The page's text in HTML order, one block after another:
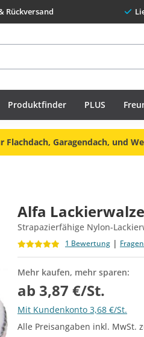
Rückversand
Produktfinder PLUS
Flachdach, Garagendach, und
Alfa Lackierwalze
Strapazierfähige Nylon-
1 Bewertung |
Mehr kaufen, mehr sparen:
ab 3,87 €/St.
Mit Kundenkonto 3,68 €/St.
Alle Preisangaben inkl. MwSt.